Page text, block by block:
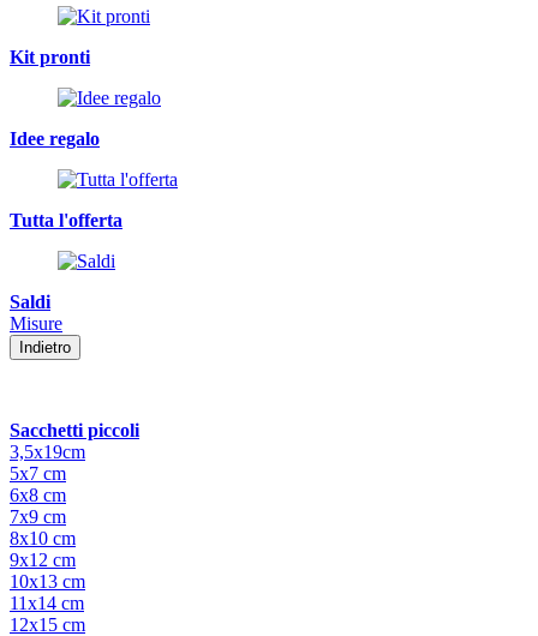
Kit pronti
Idee regalo
Tutta l'offerta
Saldi
Misure
Indietro
Sacchetti piccoli
3,5x19cm
5x7 cm
6x8 cm
7x9 cm
8x10 cm
9x12 cm
10x13 cm
11x14 cm
12x15 cm